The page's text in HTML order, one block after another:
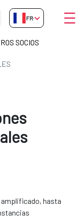
FR-FR
SOCIOS
amplificado, hasta